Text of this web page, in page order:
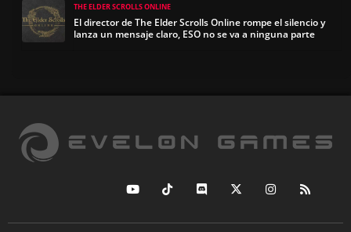
THE ELDER SCROLLS ONLINE
El director de The Elder Scrolls Online rompe el silencio y
lanza un mensaje claro, ESO no se va a ninguna parte